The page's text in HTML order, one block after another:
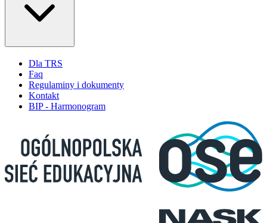
Dla TRS
Faq
Regulaminy i dokumenty
Kontakt
BIP - Harmonogram